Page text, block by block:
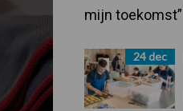
mijn toekomst”
24 dec